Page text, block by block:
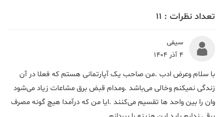
تعداد نظرات : 11
سیفی
4 آذر 1404
با سلام وعرض ادب .من صاحب یک آپارتمانی هستم که فعلا در آن
زندگی نمیکنم وخالی می‌باشد .ومدام قبض برق مشاعات زیاد می‌شود
وان را بین واحد ها تقسیم می‌کنند .ایا من که درآمدا هیچ گونه مصرف